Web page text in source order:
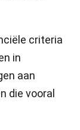
criteria
in
aan
die vooral